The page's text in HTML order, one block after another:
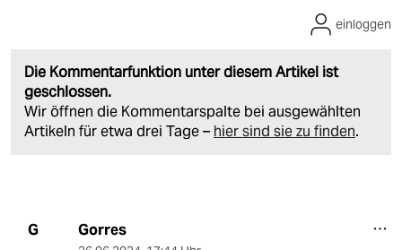
Die Kommentarfunktion unter diesem Artikel ist
geschlossen.
Wir öffnen die Kommentarspalte bei ausgewählten
Artikeln für etwa drei Tage – hier sind sie zu finden.
einloggen
G Gorres